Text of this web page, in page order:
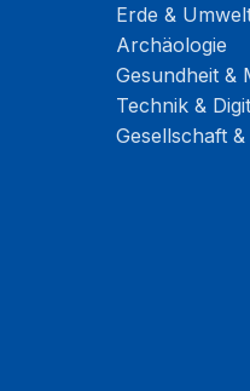
Erde &
Archäologie
Gesundheit &
Technik &
Gesellschaft